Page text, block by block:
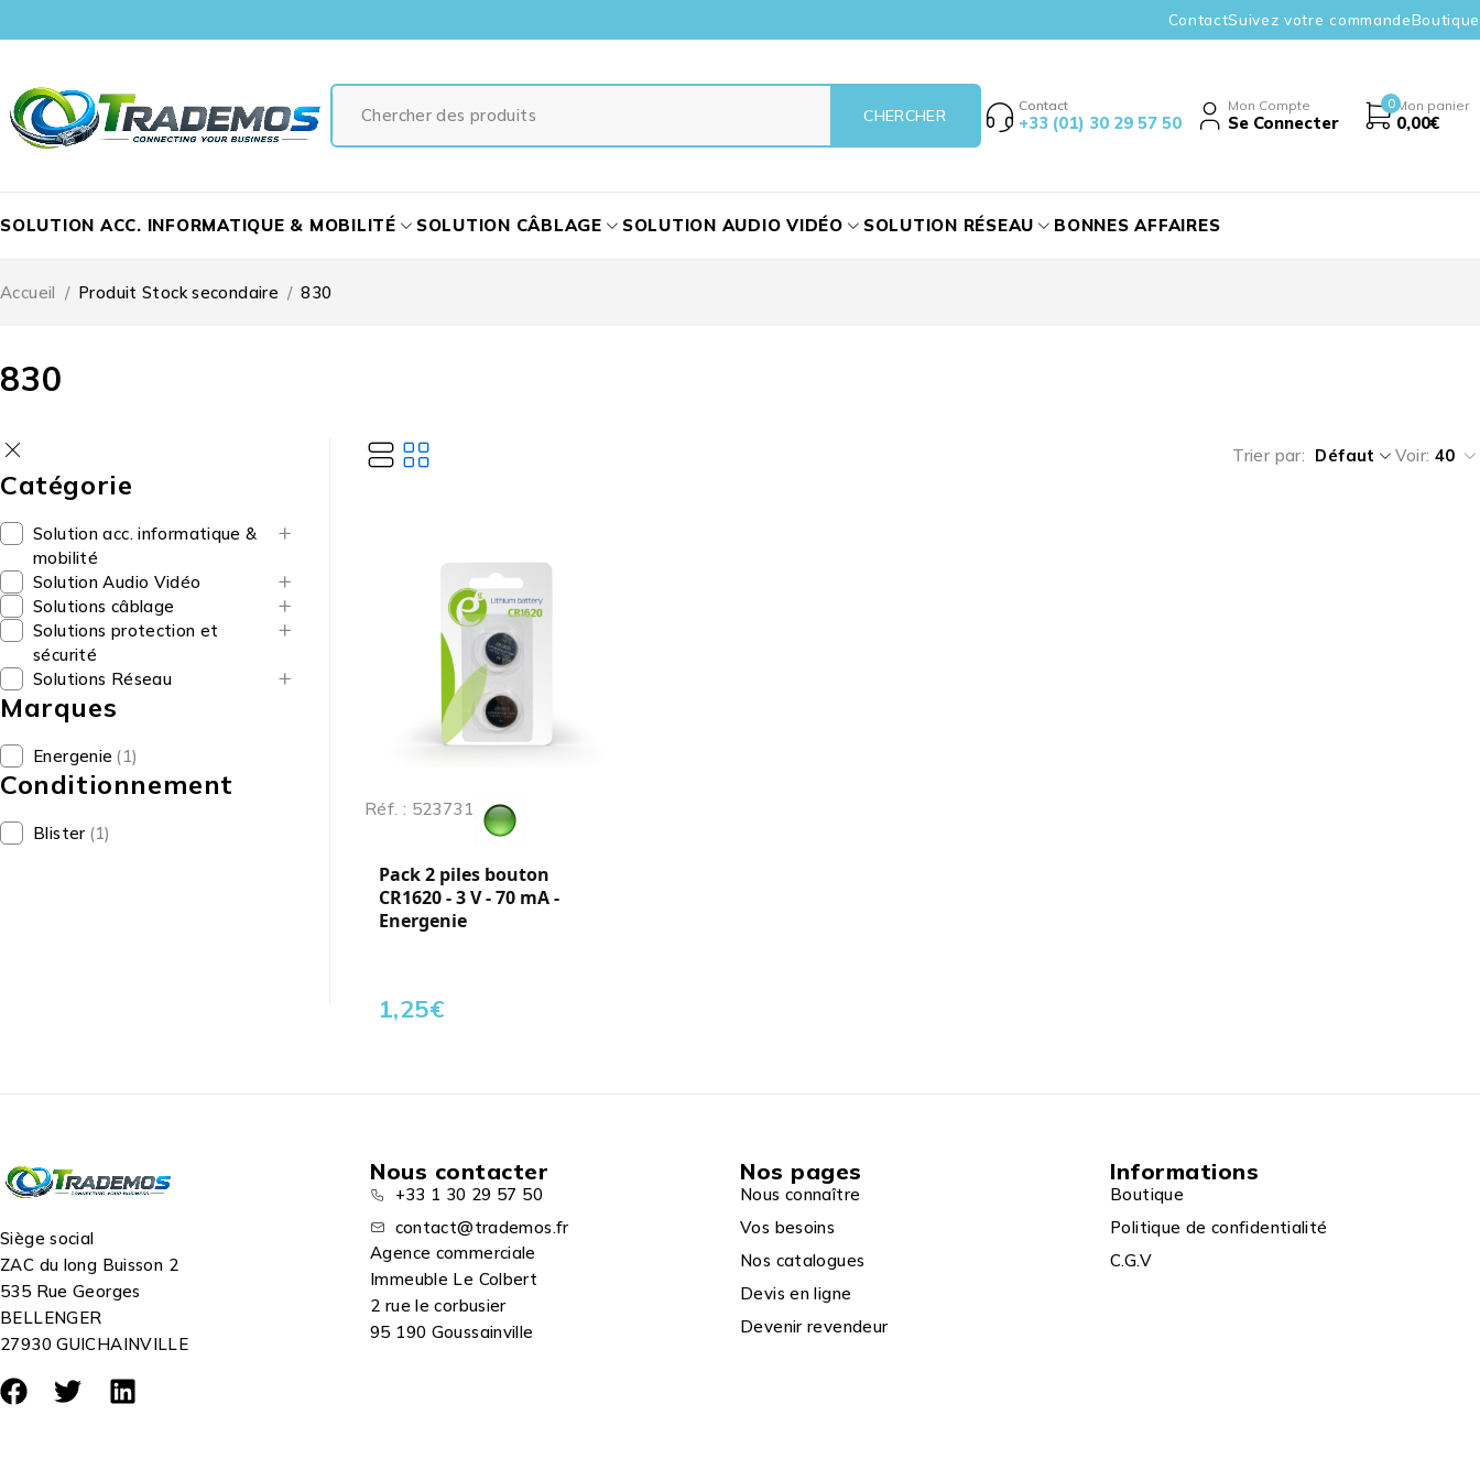
ContactSuivez votre commandeBoutique
Contact
+33 (01) 30 29 57 50
Mon Compte
Se Connecter
0 Mon panier
0,00€
SOLUTION ACC. INFORMATIQUE & MOBILITÉ SOLUTION CÂBLAGE SOLUTION AUDIO VIDÉO SOLUTION RÉSEAU BONNES AFFAIRES
830
Accueil / Produit Stock secondaire / 830
Catégorie
Solution acc. informatique &
mobilité
Solution Audio Vidéo
Solutions câblage
Solutions protection et
sécurité
Solutions Réseau
Marques
Energenie (1)
Conditionnement
Blister (1)
Trier par Défaut Voir: 40
Réf. : 523731
Pack 2 piles bouton
CR1620 - 3 V - 70 mA -
Energenie
1,25€
Siège social
ZAC du long Buisson 2
535 Rue Georges
BELLENGER
27930 GUICHAINVILLE
Nous contacter
+33 1 30 29 57 50
contact@trademos.fr
Agence commerciale
Immeuble Le Colbert
2 rue le corbusier
95 190 Goussainville
Nos pages
Nous connaître
Vos besoins
Nos catalogues
Devis en ligne
Devenir revendeur
Informations
Boutique
Politique de confidentialité
C.G.V